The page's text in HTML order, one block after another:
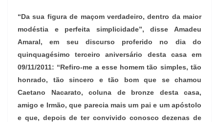
“Da sua figura de maçom verdadeiro, dentro da maior
modéstia e perfeita simplicidade”, disse Amadeu
Amaral, em seu discurso proferido no dia do
quinquagésimo terceiro aniversário desta casa em
09/11/2011: “Refiro-me a esse homem tão simples, tão
honrado, tão sincero e tão bom que se chamou
Caetano Nacarato, coluna de bronze desta casa,
amigo e Irmão, que parecia mais um pai e um apóstolo
e que, depois de ter convivido conosco dezenas de